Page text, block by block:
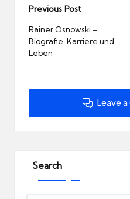
Post
navigation
Previous Post
Rainer Osnowski –
Biografie, Karriere und
Leben
Leave
Search